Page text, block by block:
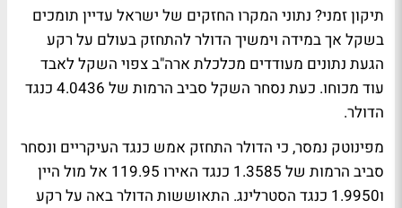
תיקון זמני? נתוני המקרו החזקים של ישראל עדיין תומכים
בשקל אך במידה וימשיך הדולר להתחזק בעולם על רקע
הגעת נתונים מעודדים מכלכלת ארה"ב צפוי השקל לאבד
עוד מכוחו. כעת נסחר השקל סביב הרמות של 4.0436 כנגד
הדולר.
מפינוטק נמסר, כי הדולר התחזק אמש כנגד העיקריים ונסחר
סביב הרמות של 1.3585 כנגד האירו 119.95 אל מול היין
ו1.9950 כנגד הסטרלינג. התאוששות הדולר באה על רקע